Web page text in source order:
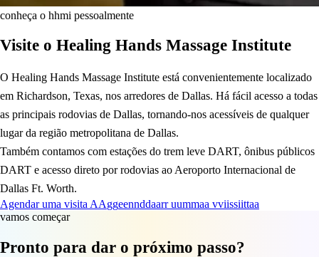
conheça o hhmi pessoalmente
Visite o Healing Hands Massage Institute
O Healing Hands Massage Institute está convenientemente localizado
em Richardson, Texas, nos arredores de Dallas. Há fácil acesso a todas
as principais rodovias de Dallas, tornando-nos acessíveis de qualquer
lugar da região metropolitana de Dallas.
Também contamos com estações do trem leve DART, ônibus públicos
DART e acesso direto por rodovias ao Aeroporto Internacional de
Dallas Ft. Worth.
Agendar uma visita AAggeennddaarr uummaa vviissiittaa
vamos começar
Pronto para dar o próximo passo?